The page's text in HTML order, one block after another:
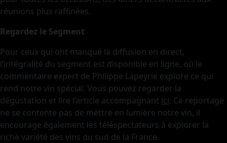
réunions plus raffinées.
Regardez le Segment
Pour ceux qui ont manqué la diffusion en direct,
l’intégralité du segment est disponible en ligne, où le
commentaire expert de Philippe Lapeyrie explore ce qui
rend notre vin spécial. Vous pouvez regarder la
dégustation et lire l’article accompagnant ici. Ce reportage
ne se contente pas de mettre en lumière notre vin, il
encourage également les téléspectateurs à explorer la
riche variété des vins du sud de la France.